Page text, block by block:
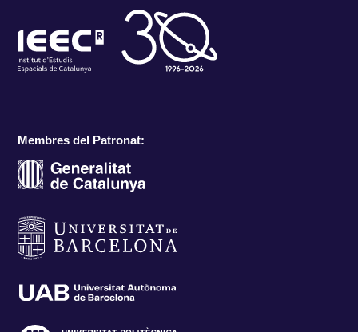
Membres del Patronat: